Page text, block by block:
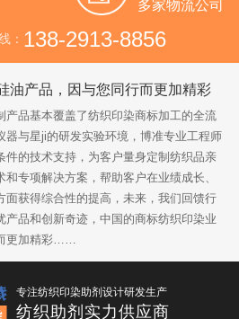
多家物流公司
： 138-2913-8856
油产品，因与您同行而更加精彩
产品基本覆盖了纺织印染商标加工的全流
器与星ji的研发实验环境，博准专业工程师
件的技术支持，为客户量身定制纺织品亲
专项解决方案，帮助客户在业绩成长、
面获得综合性的提高，未来，我们回馈行
产品和创新奇迹，中国的商标纺织印染业
更加精彩……
专注纺织印染助剂设计研发生产
纺织助剂实力供应商